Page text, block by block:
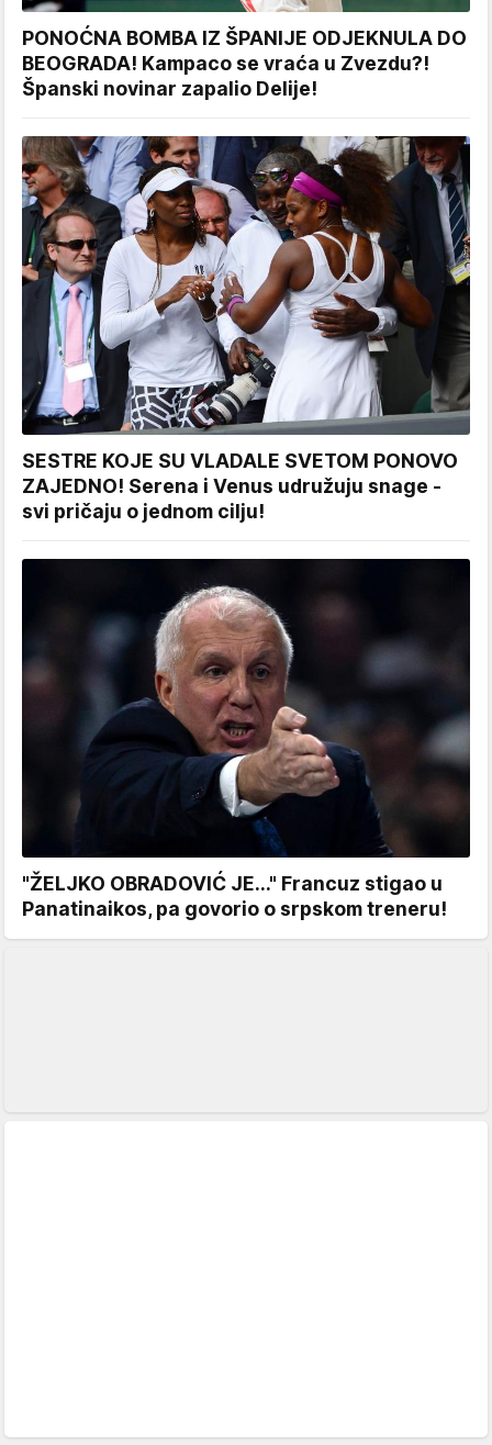
PONOĆNA BOMBA IZ ŠPANIJE ODJEKNULA DO
BEOGRADA! Kampaco se vraća u Zvezdu?!
Španski novinar zapalio Delije!
SESTRE KOJE SU VLADALE SVETOM PONOVO
ZAJEDNO! Serena i Venus udružuju snage -
svi pričaju o jednom cilju!
"ŽELJKO OBRADOVIĆ JE..." Francuz stigao u
Panatinaikos, pa govorio o srpskom treneru!